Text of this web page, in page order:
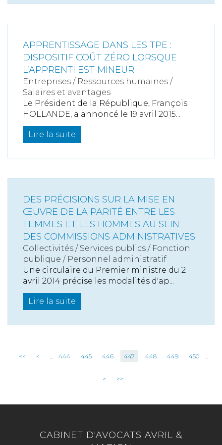
APPRENTISSAGE DANS LES TPE :
DISPOSITIF COÛT ZÉRO LORSQUE
L’APPRENTI EST MINEUR
Entreprises / Ressources humaines /
Salaires et avantages
Le Président de la République, François
HOLLANDE, a annoncé le 19 avril 2015...
Lire la suite
DES PRÉCISIONS SUR LA MISE EN
ŒUVRE DE LA PARITÉ ENTRE LES
FEMMES ET LES HOMMES AU SEIN
DES COMMISSIONS ADMINISTRATIVES
Collectivités / Services publics / Fonction
publique / Personnel administratif
Une circulaire du Premier ministre du 2
avril 2014 précise les modalités d'ap...
Lire la suite
<< < ... 444 445 446 447 448 449 450 ...
> >>
CABINET D'AVOCATS AVRIL &